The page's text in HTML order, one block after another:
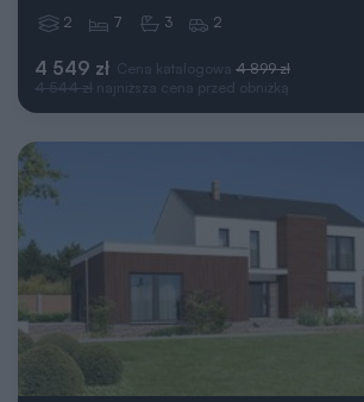
4 549 zł Cena katalogowa 4 899 zł
4 544 zł najniższa cena przed obniżką
2 7 3 2